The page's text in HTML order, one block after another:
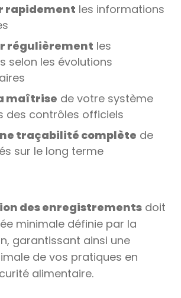
rapidement les informations
régulièrement les
selon les évolutions
maîtrise de votre système
des contrôles officiels
traçabilité complète de
sur le long terme
des enregistrements doit
minimale définie par la
garantissant ainsi une
de vos pratiques en
alimentaire.